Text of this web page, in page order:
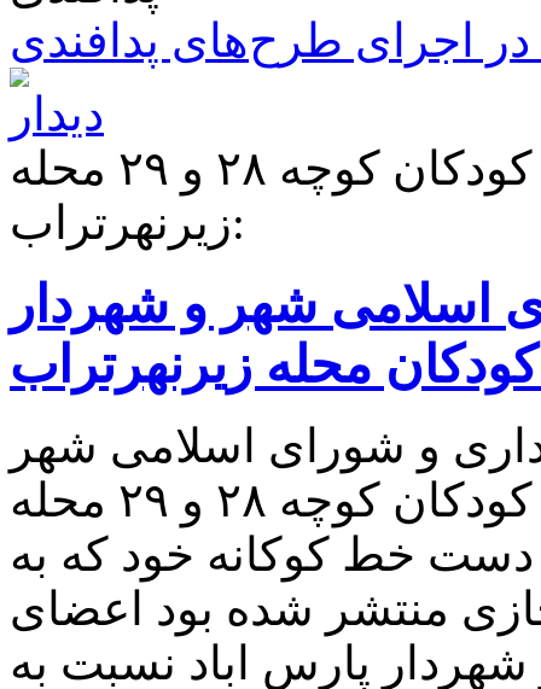
اجرای طرح‌های پدافندی
واکنش جالب نسبت به نامه کودکان کوچه ۲۸ و ۲۹ محله
زیرنهرتراب:
اسلامی شهر و شهردار
کودکان محله زیرنهرتراب
و شورای اسلامی شهر
پارساباد؛ در روزهای اخیر کودکان کوچه ۲۸ و ۲۹ محله
دست خط کوکانه خود که به
منتشر شده بود اعضای